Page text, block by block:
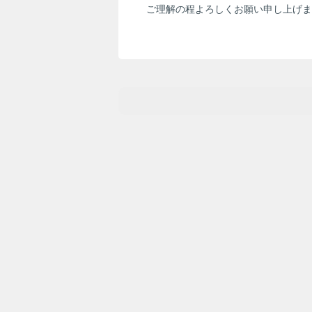
ご理解の程よろしくお願い申し上げ